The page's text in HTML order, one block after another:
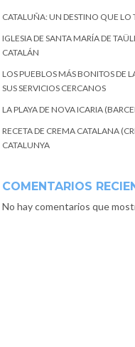
CATALUÑA: UN DESTINO QUE LO
IGLESIA DE SANTA MARÍA DE
CATALÁN
LOS PUEBLOS MÁS BONITOS DE
SUS SERVICIOS CERCANOS
LA PLAYA DE NOVA ICARIA
RECETA DE CREMA CATALANA
CATALUNYA
COMENTARIOS
No hay comentarios que